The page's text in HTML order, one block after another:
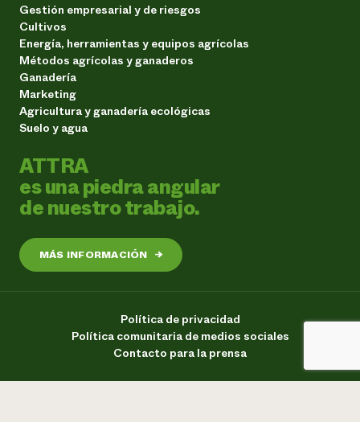
Gestión empresarial y de riesgos
Cultivos
Energía, herramientas y equipos agrícolas
Métodos agrícolas y ganaderos
Ganadería
Marketing
Agricultura y ganadería ecológicas
Suelo y agua
ATTRA
es una piedra angular
de nuestro trabajo.
MÁS INFORMACIÓN →
Política de privacidad
Política comunitaria de medios sociales
Contacto para la prensa